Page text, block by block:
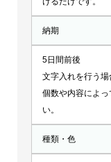
納期
5日間前後
文字入れを行う
個数や内容によ
い。
種類・色